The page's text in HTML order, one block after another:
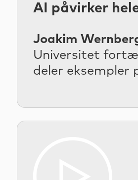
AI påvirker
Joakim
Universitet
deler eksempler